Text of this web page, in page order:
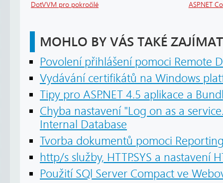
DotVVM pro pokročilé
ASP.NET
MOHLO BY VÁS TAKÉ ZAJÍMAT
Povolení přihlášení pomoci Remote
Vydávání certifikátů na Windows
Tipy pro ASP.NET 4.5 aplikace a
Chyba nastavení "Log on as a
Internal Database
Tvorba dokumentů pomoci
http/s služby, HTTP.SYS a nastavení
Použití SQl Server Compact ve